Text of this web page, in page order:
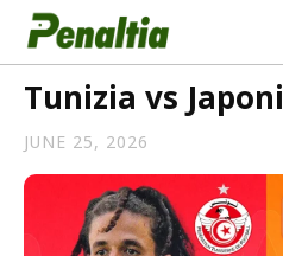
Tunizia vs
JUNE 25, 2026